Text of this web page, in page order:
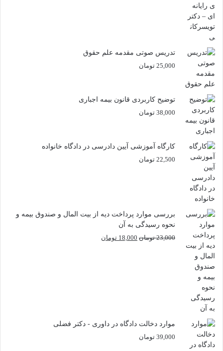
تدریس صوتی مقدمه علم حقوق
25,000 تومان
توضیح کاربردی قانون بیمه اجباری
38,000 تومان
کارگاه آموزشی آیین دادرسی در دادگاه خانواده
22,500 تومان
بررسی موارد پرداخت دیه از بیت المال و صندوق بیمه و
نحوه رسیدگی به آن
23,000 تومان قیمت
18,000 تومان
موارد دخالت دادگاه در داوری - دکتر فضلی
39,000 تومان